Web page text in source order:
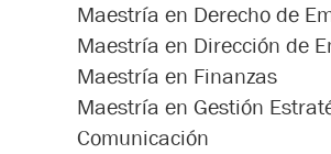
Maestría en Derecho de
Maestría en Dirección de
Maestría en Finanzas
Maestría en Gestión
Comunicación